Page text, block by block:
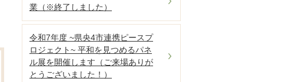
業（※終了しました）
令和7年度 ~県央4市連携ピースプ
ロジェクト~ 平和を見つめるパネ
ル展を開催します（ご来場ありが
とうございました！）